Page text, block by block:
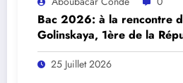
Bac 2026: à la rencontre
Golinskaya, 1ère de la
Sciences expérimentales.
25 Juillet 2026